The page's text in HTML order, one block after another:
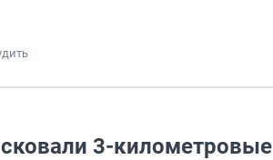
3-километровые